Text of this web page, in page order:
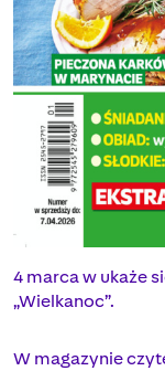
4 marca w ukaże
„Wielkanoc”.
W magazynie